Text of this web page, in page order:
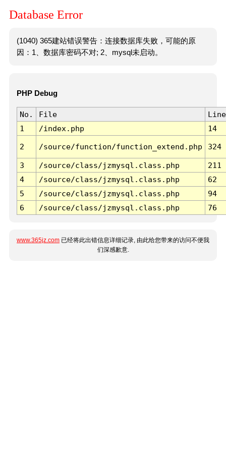
Database Error
(1040) 365建站错误警告：连接数据库失败，可能的原
因：1、数据库密码不对; 2、mysql未启动。
PHP Debug
No. File
Line
1
/index.php 14
2 /source/function/function_extend.php 324
3 /source/class/jzmysql.class.php
211
4
/source/class/jzmysql.class.php
62
5
/source/class/jzmysql.class.php
94
6
/source/class/jzmysql.class.php 76
www.365jz.com 已经将此出错信息详细记录, 由此给您带来的访问不便我
们深感歉意.